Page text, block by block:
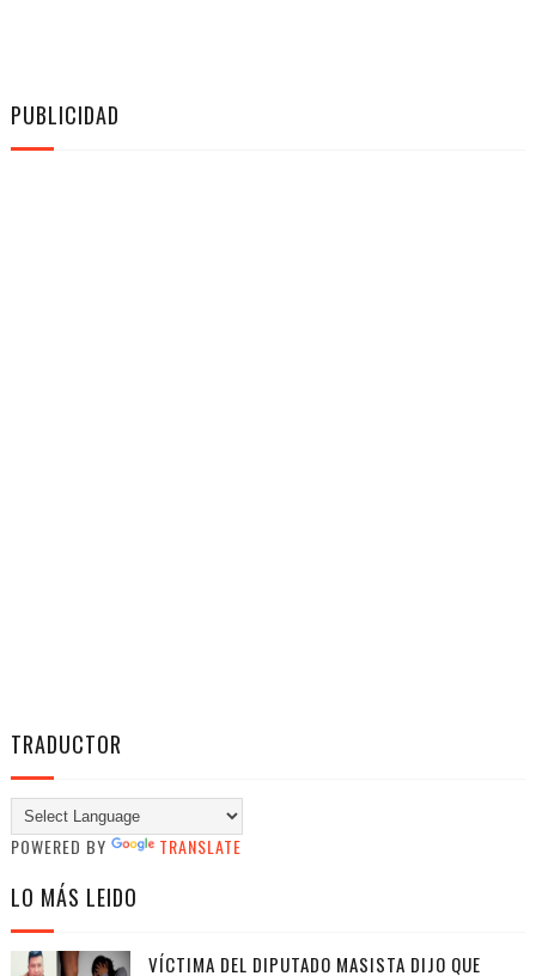
PUBLICIDAD
TRADUCTOR
POWERED BY TRANSLATE
LO MÁS LEIDO
VÍCTIMA DEL DIPUTADO MASISTA DIJO QUE